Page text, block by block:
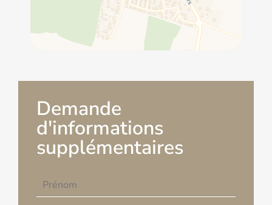
Demande
d'informations
supplémentaires